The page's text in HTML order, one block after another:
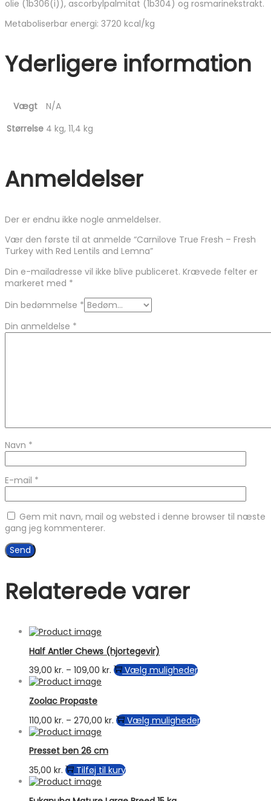
olie (1b306(i)), ascorbylpalmitat (1b304) og rosmarinekstrakt.
Metaboliserbar energi: 3720 kcal/kg
Yderligere information
Vægt
N/A
Størrelse 4 kg, 11,4 kg
Anmeldelser
Der er endnu ikke nogle anmeldelser.
Vær den første til at anmelde “Carnilove True Fresh – Fresh
Turkey with Red Lentils and Lemna”
Din e-mailadresse vil ikke blive publiceret. Krævede felter er
markeret med *
Din bedømmelse *
Din anmeldelse *
Navn *
E-mail *
Gem mit navn, mail og websted i denne browser til næste
gang jeg kommenterer.
Relaterede varer
Half Antler Chews (hjortegevir)
39,00 kr. – 109,00 kr. Prisinterval:
Vælg mulighederDette
varianter.
Mulighederne
Zoolac Propaste
110,00 kr. – 270,00 kr. Prisinterval:
Vælg mulighederDette
Presset ben 26 cm
35,00 kr. Tilføj til kurv